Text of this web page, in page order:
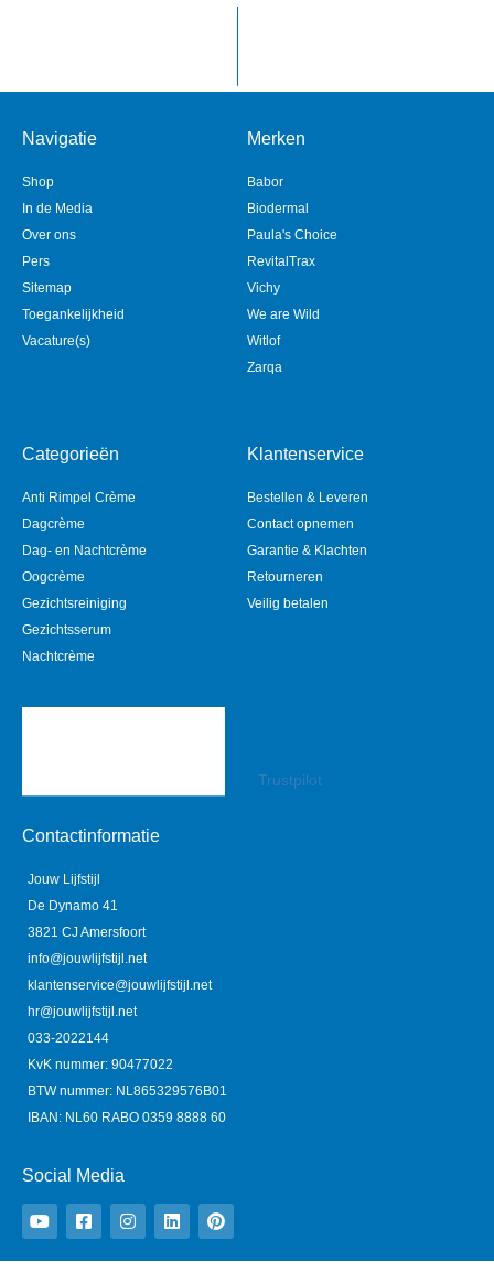
Navigatie
Shop
In de Media
Over ons
Pers
Sitemap
Toegankelijkheid
Vacature(s)
Merken
Babor
Biodermal
Paula's Choice
RevitalTrax
Vichy
We are Wild
Witlof
Zarqa
Categorieën
Anti Rimpel Crème
Dagcrème
Dag- en Nachtcrème
Oogcrème
Gezichtsreiniging
Gezichtsserum
Nachtcrème
Klantenservice
Bestellen & Leveren
Contact opnemen
Garantie & Klachten
Retourneren
Veilig betalen
Trustpilot
Contactinformatie
Jouw Lijfstijl
De Dynamo 41
3821 CJ Amersfoort
info@jouwlijfstijl.net
klantenservice@jouwlijfstijl.net
hr@jouwlijfstijl.net
033-2022144
KvK nummer: 90477022
BTW nummer: NL865329576B01
IBAN: NL60 RABO 0359 8888 60
Social Media
o
u
t
u
a
c
e
b
n
s
t
a
i
n
k
e
i
n
t
e